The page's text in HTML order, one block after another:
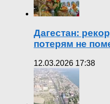
Дагестан:
потерям не
12.03.2026 17:38